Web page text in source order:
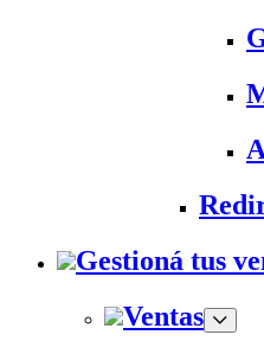
Gestioná tus
Ventas